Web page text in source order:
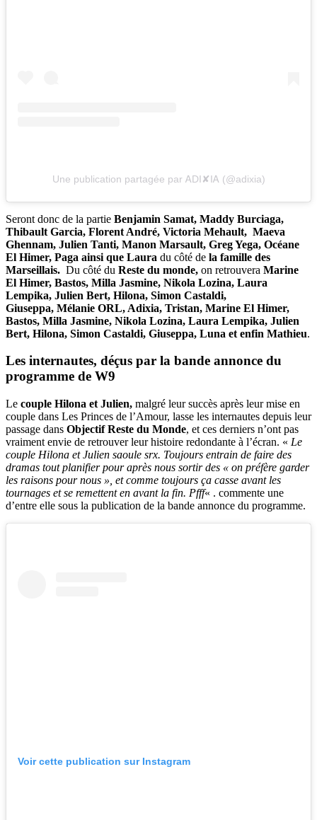
Une publication partagée par ᎪDI✘IᎪ (@adixia)
Seront donc de la partie Benjamin Samat, Maddy Burciaga,
Thibault Garcia, Florent André, Victoria Mehault, Maeva
Ghennam, Julien Tanti, Manon Marsault, Greg Yega, Océane
El Himer, Paga ainsi que Laura du côté de la famille des
Marseillais. Du côté du Reste du monde, on retrouvera Marine
El Himer, Bastos, Milla Jasmine, Nikola Lozina, Laura
Lempika, Julien Bert, Hilona, Simon Castaldi,
Giuseppa, Mélanie ORL, Adixia, Tristan, Marine El Himer,
Bastos, Milla Jasmine, Nikola Lozina, Laura Lempika, Julien
Bert, Hilona, Simon Castaldi, Giuseppa, Luna et enfin Mathieu.
Les internautes, déçus par la bande annonce du
programme de W9
Le couple Hilona et Julien, malgré leur succès après leur mise en
couple dans Les Princes de l’Amour, lasse les internautes depuis leur
passage dans Objectif Reste du Monde, et ces derniers n’ont pas
vraiment envie de retrouver leur histoire redondante à l’écran. « Le
couple Hilona et Julien saoule srx. Toujours entrain de faire des
dramas tout planifier pour après nous sortir des « on préfère garder
les raisons pour nous », et comme toujours ça casse avant les
tournages et se remettent en avant la fin. Pfff« . commente une
d’entre elle sous la publication de la bande annonce du programme.
Voir cette publication sur Instagram